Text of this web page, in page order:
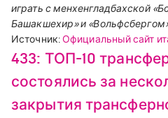
играть с менхенгладбахской
Башакшехир» и
Источник:Официальный сайт
433: ТОП-10
состоялись за
закрытия